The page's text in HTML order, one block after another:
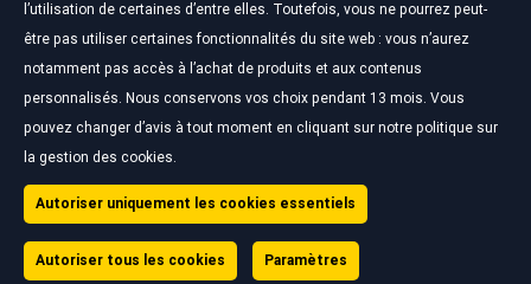
l’utilisation de certaines d’entre elles. Toutefois, vous ne pourrez peut-
être pas utiliser certaines fonctionnalités du site web : vous n’aurez
notamment pas accès à l’achat de produits et aux contenus
personnalisés. Nous conservons vos choix pendant 13 mois. Vous
pouvez changer d’avis à tout moment en cliquant sur notre politique sur
la gestion des cookies.
© Bardahl 2026
Gestion des cookies
Politique sur les cookies